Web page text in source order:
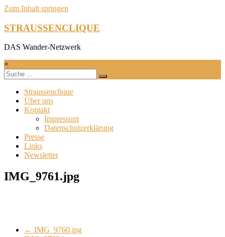
Zum Inhalt springen
STRAUSSENCLIQUE
DAS Wander-Netzwerk
×
Straussenclique
Über uns
Kontakt
Impressum
Datenschutzerklärung
Presse
Links
Newsletter
IMG_9761.jpg
← IMG_9760.jpg